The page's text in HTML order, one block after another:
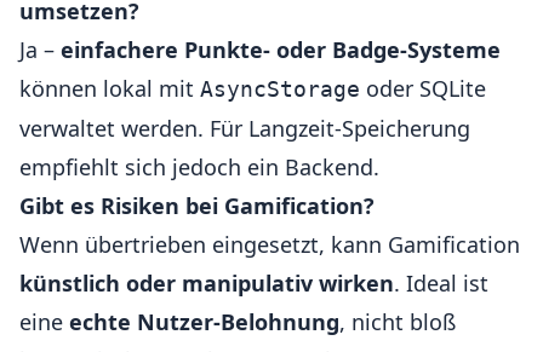
umsetzen?
Ja – einfachere Punkte- oder Badge-Systeme
können lokal mit AsyncStorage oder SQLite
verwaltet werden. Für Langzeit-Speicherung
empfiehlt sich jedoch ein Backend.
Gibt es Risiken bei Gamification?
Wenn übertrieben eingesetzt, kann Gamification
künstlich oder manipulativ wirken. Ideal ist
eine echte Nutzer-Belohnung, nicht bloß